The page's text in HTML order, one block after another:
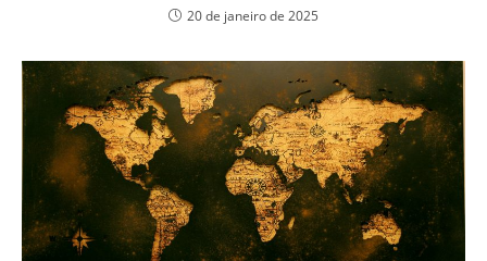
20 de janeiro de 2025